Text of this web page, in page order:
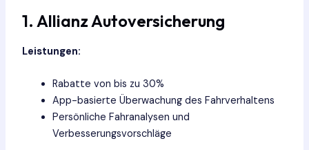
1. Allianz Autoversicherung
Leistungen:
Rabatte von bis zu 30%
App-basierte Überwachung des Fahrverhaltens
Persönliche Fahranalysen und
Verbesserungsvorschläge